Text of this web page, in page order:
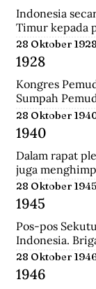
Indonesia
Timur kepada
kini wilayah
Indonesia.
28 Oktober 1928
1928
Kongres
Sumpah
satu tanah air
Indonesia, dan
Indonesia.
28 Oktober
1940
Dalam rapat
juga
Islam untuk
Gabungan
dukungannya
akhirnya
28 Oktober 1945
1945
Pos-pos
Indonesia.
pemimpin-
28 Oktober
1946